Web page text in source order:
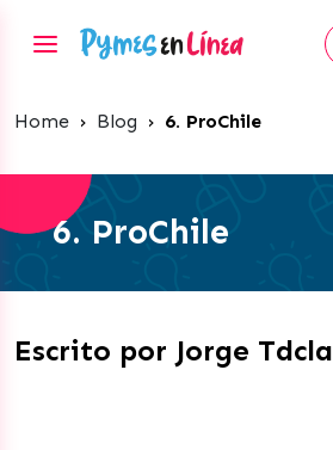
Home › Blog › 6. ProChile
6. ProChile
Escrito por Jorge Tdcla